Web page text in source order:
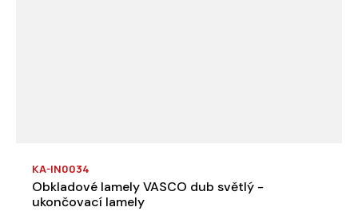
KA-IN0034
Obkladové lamely VASCO dub světlý -
ukončovací lamely